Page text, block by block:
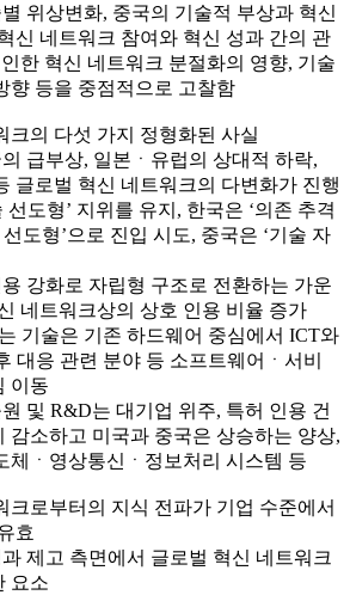
위상변화, 중국의 기술적 부상과 혁신
신 네트워크 참여와 혁신 성과 간의 관
한 혁신 네트워크 분절화의 영향, 기술
향 등을 중점적으로 고찰함
의 다섯 가지 정형화된 사실
급부상, 일본ㆍ유럽의 상대적 하락,
글로벌 혁신 네트워크의 다변화가 진행
선도형’ 지위를 유지, 한국은 ‘의존 추격
도형’으로 진입 시도, 중국은 ‘기술 자
강화로 자립형 구조로 전환하는 가운
네트워크상의 상호 인용 비율 증가
기술은 기존 하드웨어 중심에서 ICT와
대응 관련 분야 등 소프트웨어ㆍ서비
이동
및 R&D는 대기업 위주, 특허 인용 건
감소하고 미국과 중국은 상승하는 양상,
체ㆍ영상통신ㆍ정보처리 시스템 등
로부터의 지식 전파가 기업 수준에서
효
제고 측면에서 글로벌 혁신 네트워크
요소